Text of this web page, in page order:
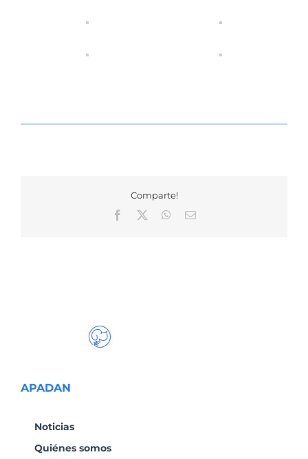
Comparte!
Facebook
WhatsApp
Correo
APADAN
Noticias
Quiénes somos